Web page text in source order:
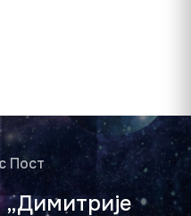
Пост
„Димитрије